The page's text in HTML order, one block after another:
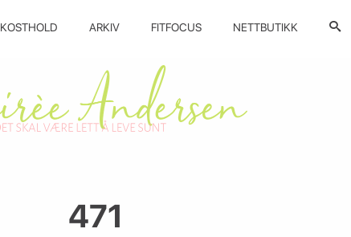
KOSTHOLD ARKIV FITFOCUS NETTBUTIKK
471